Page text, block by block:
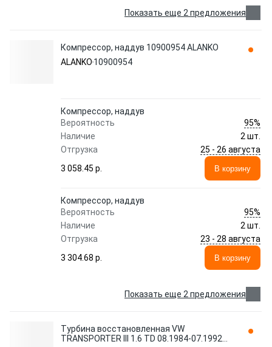
Показать еще 2 предложения
Компрессор, наддув 10900954 ALANKO
ALANKO 10900954
Компрессор, наддув
Вероятность
95%
Наличие
2 шт.
Отгрузка
25 - 26 августа
3 058.45 p.
В корзину
Компрессор, наддув
Вероятность
95%
Наличие
2 шт.
Отгрузка
23 - 28 августа
3 304.68 p.
В корзину
Показать еще 2 предложения
Турбина восстановленная VW
TRANSPORTER III 1.6 TD 08.1984-07.1992